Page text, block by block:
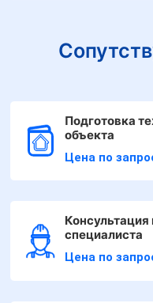
Подготовка
объекта
Цена по
специалиста
Цена по